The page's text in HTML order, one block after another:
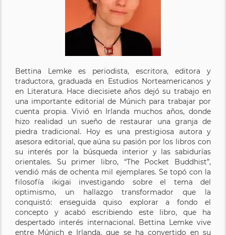
Bettina Lemke es periodista, escritora, editora y
traductora, graduada en Estudios Norteamericanos y
en Literatura. Hace diecisiete años dejó su trabajo en
una importante editorial de Múnich para trabajar por
cuenta propia. Vivió en Irlanda muchos años, donde
hizo realidad un sueño de restaurar una granja de
piedra tradicional. Hoy es una prestigiosa autora y
asesora editorial, que aúna su pasión por los libros con
su interés por la búsqueda interior y las sabidurías
orientales. Su primer libro, “The Pocket Buddhist”,
vendió más de ochenta mil ejemplares. Se topó con la
filosofía ikigai investigando sobre el tema del
optimismo, un hallazgo transformador que la
conquistó: enseguida quiso explorar a fondo el
concepto y acabó escribiendo este libro, que ha
despertado interés internacional. Bettina Lemke vive
entre Múnich e Irlanda, que se ha convertido en su